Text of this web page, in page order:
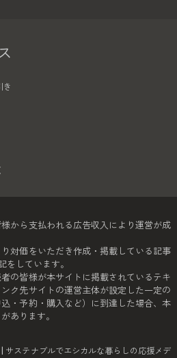
き
から支払われる広告収入により運営が成
対価をいただき作成・掲載している記事
しています。
の皆様が本サイトに掲載されているテキ
ク先サイトの運営主体が設定した一定の
・予約・購入など）に到達した場合、本
あります。
ステナブルでエシカルな暮らしの応援メデ